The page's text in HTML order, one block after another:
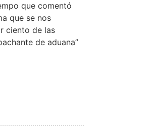
que comentó
que se nos
ciento de las
de aduana”